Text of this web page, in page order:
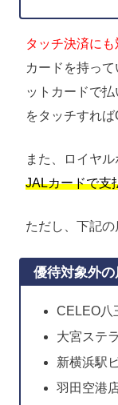
タッチ決済に
カードを持っ
ットカードで
をタッチすれば
また、ロイヤ
JALカードで支
ただし、下記の
優待対象外の
CELEO八
大宮ステ
新横浜駅
羽田空港